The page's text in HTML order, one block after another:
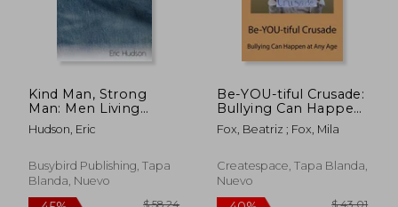
Kind Man, Strong
Man: Men Living
Without Violence (en
Inglés)
Hudson, Eric
Busybird Publishing, Tapa
Blanda, Nuevo
Be-YOU-tiful Crusade:
Bullying Can Happen
at Any Age (en Inglés)
Fox, Beatriz ; Fox, Mila
Createspace, Tapa Blanda,
Nuevo